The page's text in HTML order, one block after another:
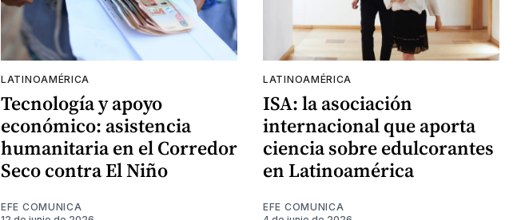
LATINOAMÉRICA
Tecnología y apoyo
económico: asistencia
humanitaria en el Corredor
Seco contra El Niño
EFE COMUNICA
LATINOAMÉRICA
ISA: la asociación
internacional que aporta
ciencia sobre edulcorantes
en Latinoamérica
EFE COMUNICA